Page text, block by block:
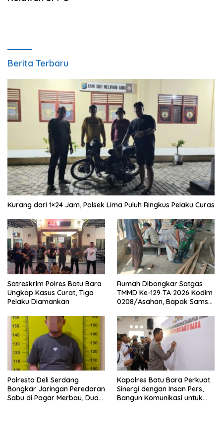
Berita Terbaru
Kurang dari 1×24 Jam, Polsek Lima Puluh Ringkus Pelaku Curas
Satreskrim Polres Batu Bara
Ungkap Kasus Curat, Tiga
Pelaku Diamankan
Rumah Dibongkar Satgas
TMMD Ke-129 TA 2026 Kodim
0208/Asahan, Bapak Samsul
Miliki Rumah Layak Huni
Segera Terwujud
Polresta Deli Serdang
Bongkar Jaringan Peredaran
Sabu di Pagar Merbau, Dua
Kapolres Batu Bara Perkuat
Sinergi dengan Insan Pers,
Bangun Komunikasi untuk